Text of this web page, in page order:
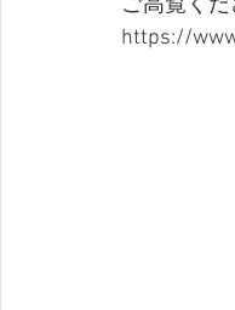
ご高覧くだ
https://